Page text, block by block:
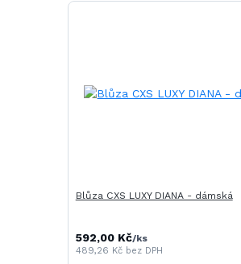
Blůza CXS LUXY DIANA - dámská
592,00 Kč/ks
489,26 Kč bez DPH